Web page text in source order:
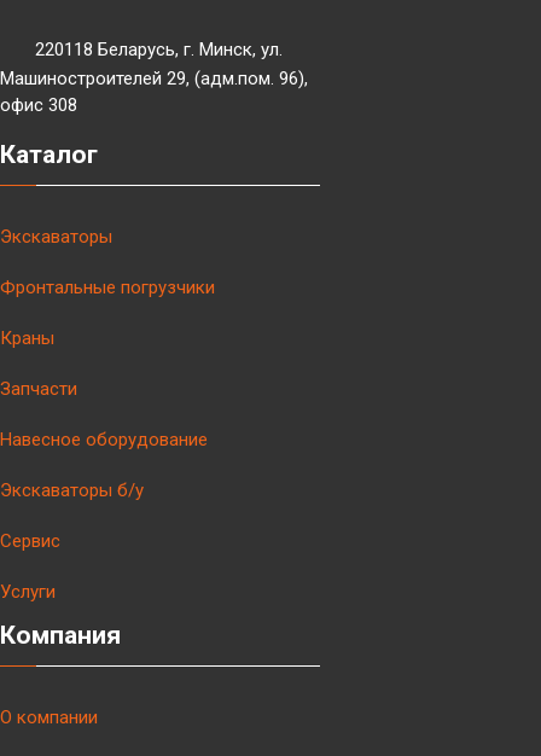
220118 Беларусь, г. Минск, ул.
Машиностроителей 29, (адм.пом. 96),
офис 308
Каталог
Экскаваторы
Фронтальные погрузчики
Краны
Запчасти
Навесное оборудование
Экскаваторы б/у
Сервис
Услуги
Компания
О компании